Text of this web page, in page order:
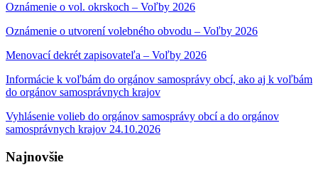
Oznámenie o vol. okrskoch – Voľby 2026
Oznámenie o utvorení volebného obvodu – Voľby 2026
Menovací dekrét zapisovateľa – Voľby 2026
Informácie k voľbám do orgánov samosprávy obcí, ako aj k voľbám
do orgánov samosprávnych krajov
Vyhlásenie volieb do orgánov samosprávy obcí a do orgánov
samosprávnych krajov 24.10.2026
Najnovšie